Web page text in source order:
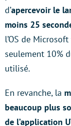
d’apercevoir le
moins 25
l’OS de Microsoft
seulement 10%
utilisé.
En revanche, la
beaucoup plus
de l’application